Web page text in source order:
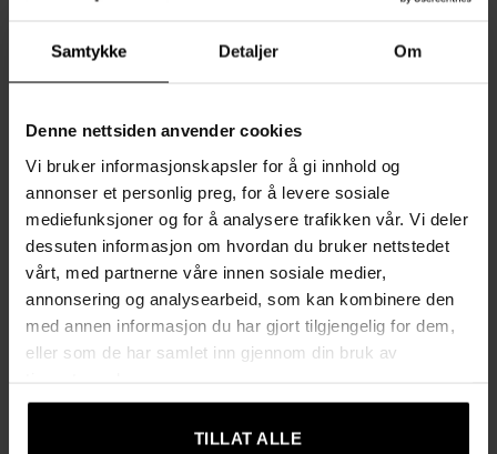
Samtykke Detaljer Om
Denne nettsiden anvender cookies
Vi bruker informasjonskapsler for å gi innhold og
annonser et personlig preg, for å levere sosiale
mediefunksjoner og for å analysere trafikken vår. Vi deler
dessuten informasjon om hvordan du bruker nettstedet
vårt, med partnerne våre innen sosiale medier,
annonsering og analysearbeid, som kan kombinere den
med annen informasjon du har gjort tilgjengelig for dem,
eller som de har samlet inn gjennom din bruk av
TILLAT ALLE
det enkelt å justere høyden og bevege seg rundt. Et stilig
tilskudd til hjemmekontoret eller arbeidsplassen.
Funksjoner:
Ergonomisk Komfort:Tykk polstring og ergonomiske
linjer gir ekstra støtte og komfort gjennom lange
arbeidsdager.
Justerbar Høyde:Enkel tilpasning av setehøyde ved hjelp
av gassfjær for å passe skrivebordet og din sittestilling.
Gyngefunksjon:Gyngefunksjonen gir mulighet for
avslapning og strekk i løpet av arbeidsdagen.
Lett Bevegelighet:Svivelhjulene gir enkel og rask
bevegelse i alle retninger.